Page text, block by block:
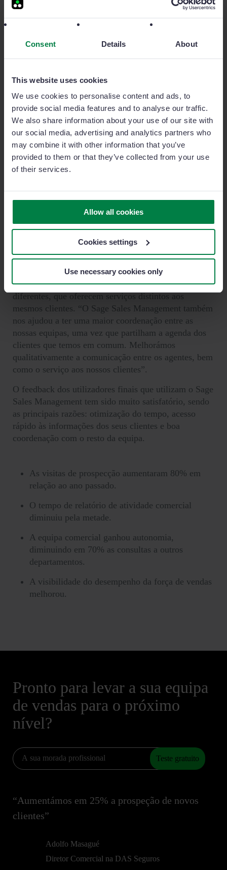
Consent Details About
This website uses cookies
We use cookies to personalise content and ads, to
provide social media features and to analyse our traffic.
We also share information about your use of our site with
our social media, advertising and analytics partners who
may combine it with other information that you’ve
provided to them or that they’ve collected from your use
of their services.
Allow all cookies
Cookies settings
Use necessary cookies only
do cliente.
comercial, tudo tem sido vantajoso desde a integração
na sua força de vendas: reduziram o tempo de
que precisam sobre a atividade dos clientes, o
potencial daqueles que ainda não o são para
prospecção e o portfólio de todos os serviços que
oferecem ao seu cliente final.
O resultado
Graças a isso, a distribuidora reduziu o número de
consultas feitas pelos comerciais sobre os seus
clientes. “Todas as informações relativas aos serviços
são atualizadas instantaneamente e de forma
centralizada, garantindo que toda a equipa receba ao
mesmo tempo e de forma uniforme cada atualização
A Fedefarma dispõe de quatro redes comerciais
diferentes, que oferecem serviços distintos aos
mesmos clientes. “O Sage Sales Management também
nos ajudou a ter uma maior coordenação entre as
nossas equipas, uma vez que partilham a agenda dos
clientes que temos em comum. Melhorámos
qualitativamente a comunicação entre os agentes, bem
como o serviço aos nossos clientes”.
O feedback dos utilizadores finais que utilizam o Sage
Sales Management tem sido muito satisfatório, sendo
as principais razões: otimização do tempo, acesso
rápido às informações dos seus clientes e boa
coordenação com o resto da equipa.
As visitas de prospecção aumentaram 80% em
relação ao ano passado.
O tempo de relatório de atividade comercial
diminuiu pela metade.
A equipa comercial ganhou autonomia,
diminuindo em 70% as consultas a outros
departamentos.
A visibilidade do desempenho da força de vendas
melhorou.
Pronto para levar a sua equipa
de vendas para o próximo
nível?
Teste gratuito
“Aumentámos em 25% a prospeção de novos
clientes”
Adolfo Masagué
Diretor Comercial na DAS Seguros